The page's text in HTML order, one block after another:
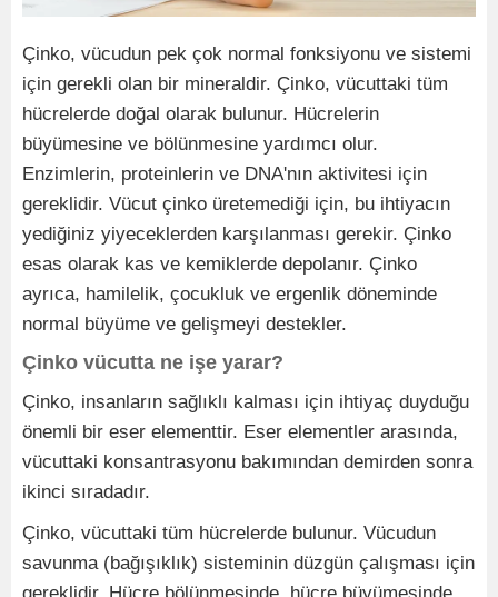
Çinko, vücudun pek çok normal fonksiyonu ve sistemi
için gerekli olan bir mineraldir. Çinko, vücuttaki tüm
hücrelerde doğal olarak bulunur. Hücrelerin
büyümesine ve bölünmesine yardımcı olur.
Enzimlerin, proteinlerin ve DNA'nın aktivitesi için
gereklidir. Vücut çinko üretemediği için, bu ihtiyacın
yediğiniz yiyeceklerden karşılanması gerekir. Çinko
esas olarak kas ve kemiklerde depolanır. Çinko
ayrıca, hamilelik, çocukluk ve ergenlik döneminde
normal büyüme ve gelişmeyi destekler.
Çinko vücutta ne işe yarar?
Çinko, insanların sağlıklı kalması için ihtiyaç duyduğu
önemli bir eser elementtir. Eser elementler arasında,
vücuttaki konsantrasyonu bakımından demirden sonra
ikinci sıradadır.
Çinko, vücuttaki tüm hücrelerde bulunur. Vücudun
savunma (bağışıklık) sisteminin düzgün çalışması için
gereklidir. Hücre bölünmesinde, hücre büyümesinde,